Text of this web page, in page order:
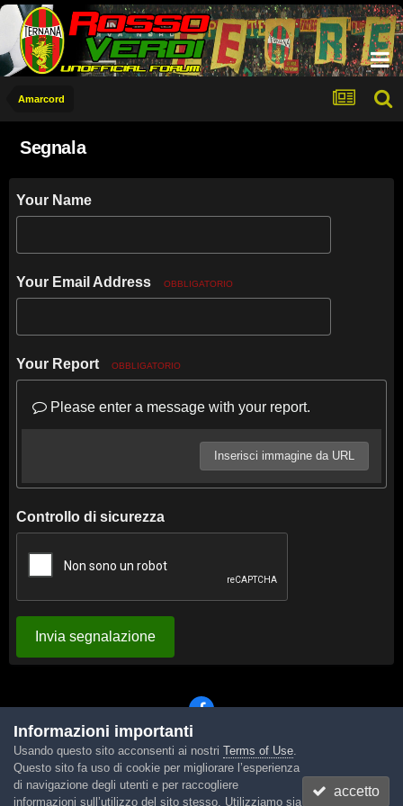
Amarcord
Segnala
Your Name
Your Email Address OBBLIGATORIO
Your Report OBBLIGATORIO
Please enter a message with your report.
Inserisci immagine da URL
Controllo di sicurezza
Invia segnalazione
Lingua Tema Contattaci Cookies
Powered by Invision Community
Informazioni importanti
Usando questo sito acconsenti ai nostri Terms of Use.
Questo sito fa uso di cookie per migliorare l’esperienza
di navigazione degli utenti e per raccogliere
informazioni sull’utilizzo del sito stesso. Utilizziamo sia
accetto